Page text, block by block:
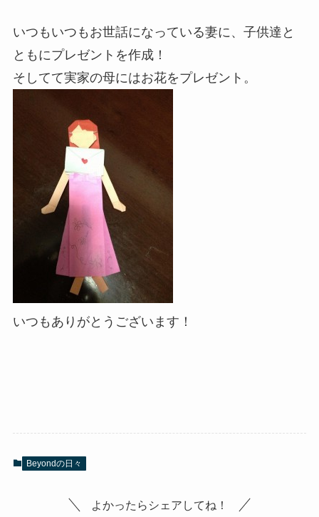
いつもいつもお世話になっている妻に、子供達と
ともにプレゼントを作成！
そしてて実家の母にはお花をプレゼント。
いつもありがとうございます！
Beyondの日々
よかったらシェアしてね！